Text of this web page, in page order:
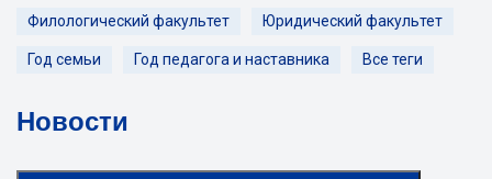
Филологический факультет Юридический факультет
Год семьи Год педагога и наставника Все теги
Новости